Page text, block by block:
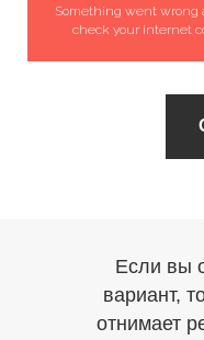
Something went wrong
check your internet
Если вы
вариант,
отнимает